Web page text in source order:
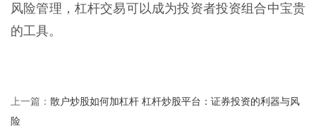
风险管理，杠杆交易可以成为投资者投资组合中宝贵
的工具。
上一篇： 散户炒股如何加杠杆 杠杆炒股平台：证券投资的利器与风
险